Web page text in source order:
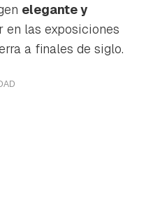
elegante y
en las exposiciones
a finales de siglo.